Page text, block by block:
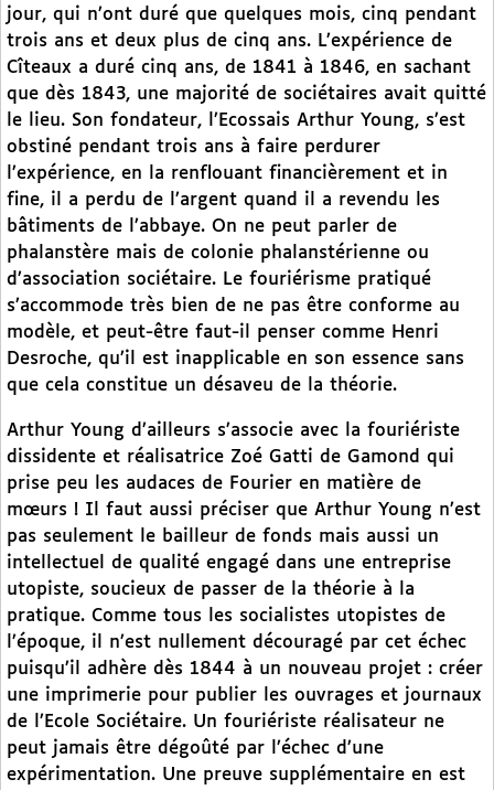
jour, qui n’ont duré que quelques mois, cinq pendant
trois ans et deux plus de cinq ans. L’expérience de
Cîteaux a duré cinq ans, de 1841 à 1846, en sachant
que dès 1843, une majorité de sociétaires avait quitté
le lieu. Son fondateur, l’Ecossais Arthur Young, s’est
obstiné pendant trois ans à faire perdurer
l’expérience, en la renflouant financièrement et in
fine, il a perdu de l’argent quand il a revendu les
bâtiments de l’abbaye. On ne peut parler de
phalanstère mais de colonie phalanstérienne ou
d’association sociétaire. Le fouriérisme pratiqué
s’accommode très bien de ne pas être conforme au
modèle, et peut-être faut-il penser comme Henri
Desroche, qu’il est inapplicable en son essence sans
que cela constitue un désaveu de la théorie.
Arthur Young d’ailleurs s’associe avec la fouriériste
dissidente et réalisatrice Zoé Gatti de Gamond qui
prise peu les audaces de Fourier en matière de
mœurs ! Il faut aussi préciser que Arthur Young n’est
pas seulement le bailleur de fonds mais aussi un
intellectuel de qualité engagé dans une entreprise
utopiste, soucieux de passer de la théorie à la
pratique. Comme tous les socialistes utopistes de
l’époque, il n’est nullement découragé par cet échec
puisqu’il adhère dès 1844 à un nouveau projet : créer
une imprimerie pour publier les ouvrages et journaux
de l’Ecole Sociétaire. Un fouriériste réalisateur ne
peut jamais être dégoûté par l’échec d’une
expérimentation. Une preuve supplémentaire en est